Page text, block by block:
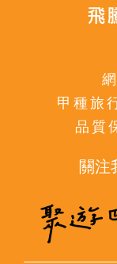
甲種旅
品質
關注